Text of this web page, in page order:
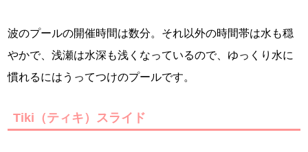
波のプールの開催時間は数分。それ以外の時間帯は水も穏
やかで、浅瀬は水深も浅くなっているので、ゆっくり水に
慣れるにはうってつけのプールです。
Tiki（ティキ）スライド